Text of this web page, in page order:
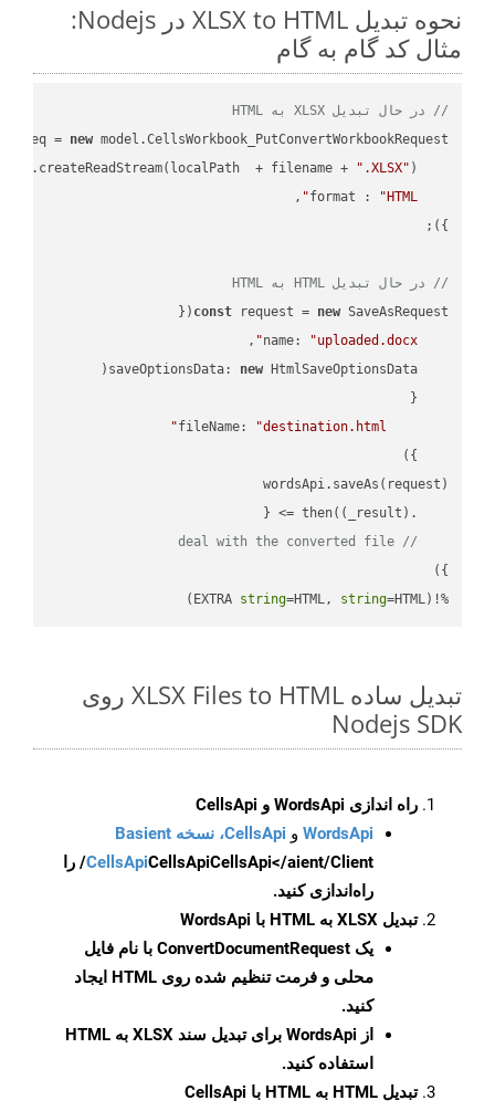
نحوه تبدیل XLSX to HTML در Nodejs:
مثال کد گام به گام
// در حال تبدیل XLSX به HTML
req = new
+ filename +
".XLSX"
format : "HTML"
// در حال تبدیل HTML به HTML
const request = new
name: "uploaded.docx"
saveOptionsData: new
fileName:
"destination.html"
    .then(
( _result ) =>
// deal with the converted file
%!(EXTRA
string=HTML, string=HTML)
تبدیل ساده XLSX Files to HTML روی
Nodejs SDK
راه اندازی WordsApi و CellsApi
WordsApi و CellsApi، نسخه Basient
CellsApiCellsApi
CellsApi</aient/Client/ را
راه‌اندازی کنید.
تبدیل XLSX به HTML با WordsApi
یک ConvertDocumentRequest با نام فایل
محلی و فرمت تنظیم شده روی HTML ایجاد
کنید.
از WordsApi برای تبدیل سند XLSX به HTML
استفاده کنید.
تبدیل HTML به HTML با CellsApi